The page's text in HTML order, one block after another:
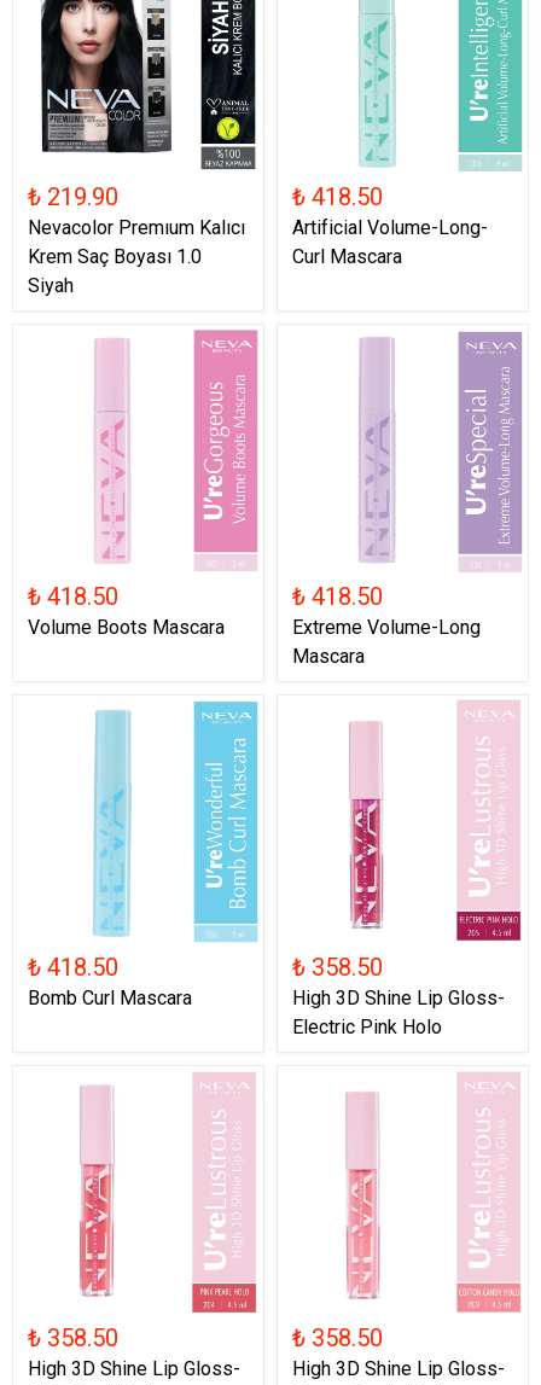
₺ 219.90
Nevacolor Premıum Kalıcı
Krem Saç Boyası 1.0
Siyah
₺ 418.50
Artificial Volume-Long-
Curl Mascara
₺ 418.50
Volume Boots Mascara
₺ 418.50
Extreme Volume-Long
Mascara
₺ 418.50
Bomb Curl Mascara
₺ 358.50
High 3D Shine Lip Gloss-
Electric Pink Holo
₺ 358.50
High 3D Shine Lip Gloss-
₺ 358.50
High 3D Shine Lip Gloss-